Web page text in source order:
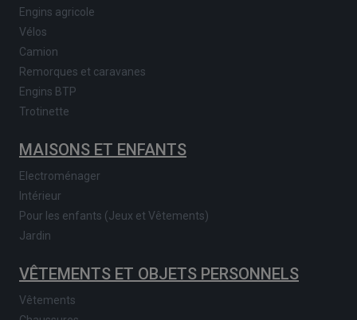
Engins agricole
Vélos
Camion
Remorques et caravanes
Engins BTP
Trotinette
MAISONS ET ENFANTS
Electroménager
Intérieur
Pour les enfants (Jeux et Vêtements)
Jardin
VÊTEMENTS ET OBJETS PERSONNELS
Vêtements